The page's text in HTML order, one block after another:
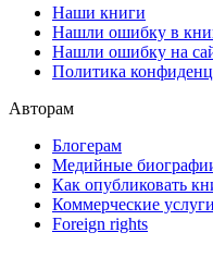
Наши книги
Нашли ошибку в
Нашли ошибку на
Политика
Авторам
Блогерам
Медийные
Как опубликовать
Коммерческие
Foreign rights